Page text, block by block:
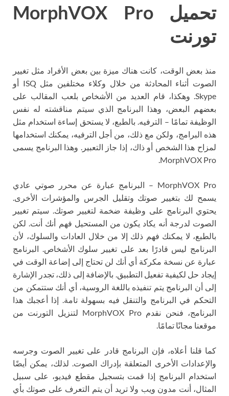
تحميل MorphVOX Pro
تورنت
منذ بعض الوقت، كانت هناك ميزة بين بعض الأفراد مثل تغيير
الصوت أثناء المحادثة من خلال وكلاء مختلفين مثل ISQ أو
Skype. وهكذا، قام العديد من الأشخاص بلعب المقالب على
بعضهم البعض، وهذا البرنامج الذي سيتم مناقشته له نفس
الوظيفة تمامًا – الترفيه. بالطبع، لا يستحق إساءة استخدام مثل
هذه البرامج، ولكن مع ذلك، من أجل الترفيه، يمكنك استخدامها
لمزاح هذا الشخص أو ذاك، إذا جاز التعبير. وهذا البرنامج يسمى
MorphVOX Pro.
MorphVOX Pro – البرنامج عبارة عن محرر صوتي عادي
يسمح لك بتغيير صوتك وتقليل الجرس والمؤشرات الأخرى.
يحتوي البرنامج على وظيفة ضخمة لتغيير صوتك. سيتم تغيير
الصوت لدرجة أنه يكاد يكون من المستحيل فهم أنك أنت. لكن
بالطبع، لا يمكنك فهم ذلك إلا من خلال العادات والسلوك، لأن
البرنامج ليس قادرًا بعد على تغيير سلوك الأشخاص. البرنامج
عبارة عن نسخة مكركة أي أنك لن تحتاج إلى إضاعة الوقت في
إيجاد حل لكيفية تفعيل التطبيق. بالإضافة إلى ذلك، تجدر الإشارة
إلى أن البرنامج يتم تنفيذه باللغة الروسية، أي أنك ستتمكن من
التحكم في البرنامج والتنقل فيه بسهولة تامة. إذا أعجبك هذا
البرنامج، فنحن نقدم MorphVOX Pro لتنزيل التورنت من
موقعنا مجانًا تمامًا.
كما قلنا أعلاه، فإن البرنامج قادر على تغيير الصوت وجرسه
والإعدادات الأخرى المتعلقة بإدراك الصوت. لذلك، يمكن أيضًا
استخدام البرنامج إذا قمت بتسجيل مقطع فيديو، على سبيل
المثال، أنت مدون ويب ولا تريد أن يتم التعرف على صوتك بأي